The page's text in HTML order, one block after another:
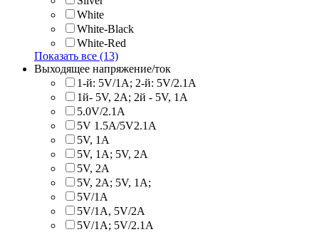
White
White-Black
White-Red
Показать все (13)
Выходящее напряжение/ток
1-й: 5V/1A; 2-й: 5V/2.1A
1й- 5V, 2A; 2й - 5V, 1A
5.0V/2.1A
5V 1.5A/5V2.1A
5V, 1A
5V, 1A; 5V, 2A
5V, 2A
5V, 2A; 5V, 1A;
5V/1A
5V/1A, 5V/2A
5V/1A; 5V/2.1A